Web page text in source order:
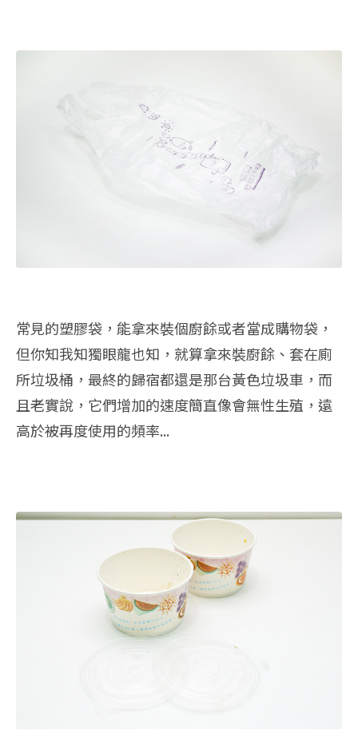
常見的塑膠袋，能拿來裝個廚餘或者當成購物袋，
但你知我知獨眼龍也知，就算拿來裝廚餘、套在廁
所垃圾桶，最終的歸宿都還是那台黃色垃圾車，而
且老實說，它們增加的速度簡直像會無性生殖，遠
高於被再度使用的頻率...